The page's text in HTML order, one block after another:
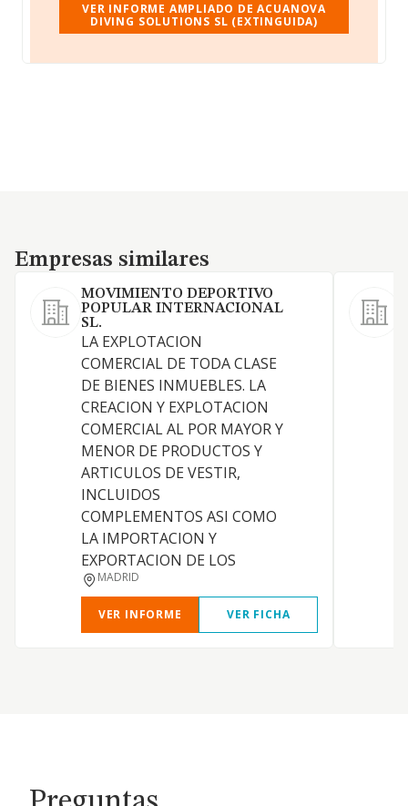
VER INFORME AMPLIADO DE ACUANOVA
DIVING SOLUTIONS SL (EXTINGUIDA)
Empresas similares
Empresas similares
MOVIMIENTO DEPORTIVO
POPULAR INTERNACIONAL
SL.
LA EXPLOTACION
COMERCIAL DE TODA CLASE
DE BIENES INMUEBLES. LA
CREACION Y EXPLOTACION
COMERCIAL AL POR MAYOR Y
MENOR DE PRODUCTOS Y
ARTICULOS DE VESTIR,
INCLUIDOS
COMPLEMENTOS ASI COMO
LA IMPORTACION Y
EXPORTACION DE LOS
MADRID
VER INFORME VER FICHA